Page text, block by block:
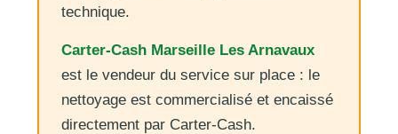
technique.
Carter-Cash Marseille Les Arnavaux
est le vendeur du service sur place : le
nettoyage est commercialisé et encaissé
directement par Carter-Cash.